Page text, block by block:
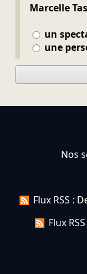
Marcelle
un
une
Nos
Flux RSS :
Flux